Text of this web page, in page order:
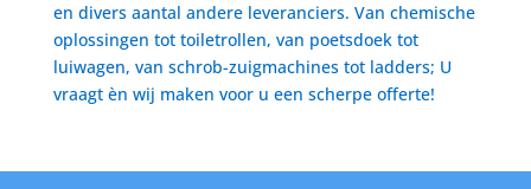
en divers aantal andere leveranciers. Van chemische
oplossingen tot toiletrollen, van poetsdoek tot
luiwagen, van schrob-zuigmachines tot ladders; U
vraagt èn wij maken voor u een scherpe offerte!